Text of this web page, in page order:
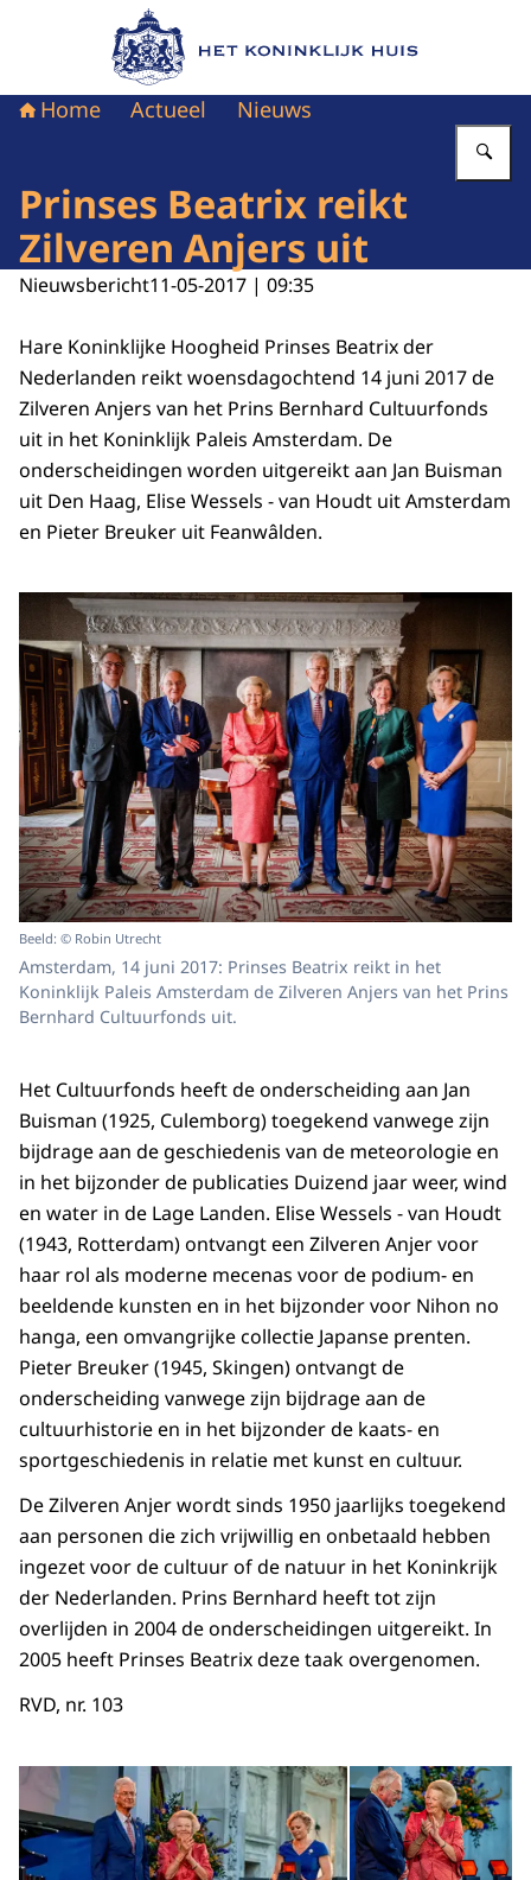
Naar de homepage van Het Koninklijk Huis
Home Actueel Nieuws
Prinses Beatrix reikt
Zilveren Anjers uit
Nieuwsbericht11-05-2017 | 09:35
Hare Koninklijke Hoogheid Prinses Beatrix der
Nederlanden reikt woensdagochtend 14 juni 2017 de
Zilveren Anjers van het Prins Bernhard Cultuurfonds
uit in het Koninklijk Paleis Amsterdam. De
onderscheidingen worden uitgereikt aan Jan Buisman
uit Den Haag, Elise Wessels - van Houdt uit Amsterdam
en Pieter Breuker uit Feanwâlden.
Beeld: © Robin Utrecht
Amsterdam, 14 juni 2017: Prinses Beatrix reikt in het
Koninklijk Paleis Amsterdam de Zilveren Anjers van het Prins
Bernhard Cultuurfonds uit.
Het Cultuurfonds heeft de onderscheiding aan Jan
Buisman (1925, Culemborg) toegekend vanwege zijn
bijdrage aan de geschiedenis van de meteorologie en
in het bijzonder de publicaties Duizend jaar weer, wind
en water in de Lage Landen. Elise Wessels - van Houdt
(1943, Rotterdam) ontvangt een Zilveren Anjer voor
haar rol als moderne mecenas voor de podium- en
beeldende kunsten en in het bijzonder voor Nihon no
hanga, een omvangrijke collectie Japanse prenten.
Pieter Breuker (1945, Skingen) ontvangt de
onderscheiding vanwege zijn bijdrage aan de
cultuurhistorie en in het bijzonder de kaats- en
sportgeschiedenis in relatie met kunst en cultuur.
De Zilveren Anjer wordt sinds 1950 jaarlijks toegekend
aan personen die zich vrijwillig en onbetaald hebben
ingezet voor de cultuur of de natuur in het Koninkrijk
der Nederlanden. Prins Bernhard heeft tot zijn
overlijden in 2004 de onderscheidingen uitgereikt. In
2005 heeft Prinses Beatrix deze taak overgenomen.
RVD, nr. 103
Open de galerij in vergrote